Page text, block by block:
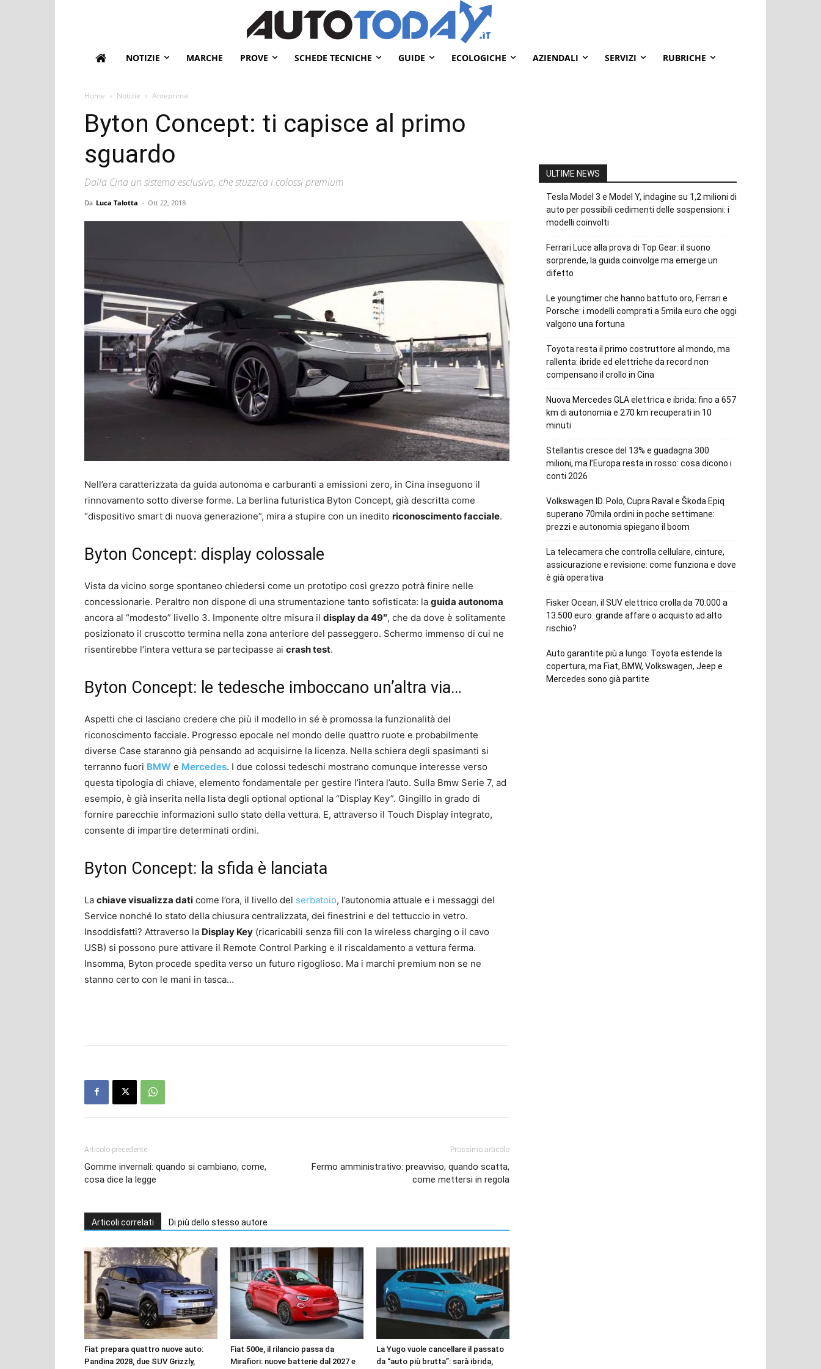
NOTIZIE MARCHE PROVE SCHEDE TECNICHE GUIDE ECOLOGICHE AZIENDALI SERVIZI RUBRICHE
Home Notizie Anteprima
Byton Concept: ti capisce al primo
sguardo
Dalla Cina un sistema esclusivo, che stuzzica i colossi premium
Da Luca Talotta - Ott 22, 2018
Nell’era caratterizzata da guida autonoma e carburanti a emissioni zero, in Cina inseguono il
rinnovamento sotto diverse forme. La berlina futuristica Byton Concept, già descritta come
“dispositivo smart di nuova generazione”, mira a stupire con un inedito riconoscimento facciale.
Byton Concept: display colossale
Vista da vicino sorge spontaneo chiedersi come un prototipo così grezzo potrà finire nelle
concessionarie. Peraltro non dispone di una strumentazione tanto sofisticata: la guida autonoma
ancora al “modesto” livello 3. Imponente oltre misura il display da 49″, che da dove è solitamente
posizionato il cruscotto termina nella zona anteriore del passeggero. Schermo immenso di cui ne
risentirebbe l’intera vettura se partecipasse ai crash test.
Byton Concept: le tedesche imboccano un’altra via…
Aspetti che ci lasciano credere che più il modello in sé è promossa la funzionalità del
riconoscimento facciale. Progresso epocale nel mondo delle quattro ruote e probabilmente
diverse Case staranno già pensando ad acquisirne la licenza. Nella schiera degli spasimanti si
terranno fuori BMW e Mercedes. I due colossi tedeschi mostrano comunque interesse verso
questa tipologia di chiave, elemento fondamentale per gestire l’intera l’auto. Sulla Bmw Serie 7, ad
esempio, è già inserita nella lista degli optional optional la “Display Key”. Gingillo in grado di
fornire parecchie informazioni sullo stato della vettura. E, attraverso il Touch Display integrato,
consente di impartire determinati ordini.
Byton Concept: la sfida è lanciata
La chiave visualizza dati come l’ora, il livello del serbatoio, l’autonomia attuale e i messaggi del
Service nonché lo stato della chiusura centralizzata, dei finestrini e del tettuccio in vetro.
Insoddisfatti? Attraverso la Display Key (ricaricabili senza fili con la wireless charging o il cavo
USB) si possono pure attivare il Remote Control Parking e il riscaldamento a vettura ferma.
Insomma, Byton procede spedita verso un futuro rigoglioso. Ma i marchi premium non se ne
stanno certo con le mani in tasca…
Articolo precedente
Gomme invernali: quando si cambiano, come,
cosa dice la legge
Prossimo articolo
Fermo amministrativo: preavviso, quando scatta,
come mettersi in regola
Articoli correlati Di più dello stesso autore
Fiat prepara quattro nuove auto:
Pandina 2028, due SUV Grizzly,
Fiat 500e, il rilancio passa da
Mirafiori: nuove batterie dal 2027 e
La Yugo vuole cancellare il passato
da “auto più brutta”: sarà ibrida,
ULTIME NEWS
Tesla Model 3 e Model Y, indagine su 1,2 milioni di
auto per possibili cedimenti delle sospensioni: i
modelli coinvolti
Ferrari Luce alla prova di Top Gear: il suono
sorprende, la guida coinvolge ma emerge un
difetto
Le youngtimer che hanno battuto oro, Ferrari e
Porsche: i modelli comprati a 5mila euro che oggi
valgono una fortuna
Toyota resta il primo costruttore al mondo, ma
rallenta: ibride ed elettriche da record non
compensano il crollo in Cina
Nuova Mercedes GLA elettrica e ibrida: fino a 657
km di autonomia e 270 km recuperati in 10
minuti
Stellantis cresce del 13% e guadagna 300
milioni, ma l’Europa resta in rosso: cosa dicono i
conti 2026
Volkswagen ID. Polo, Cupra Raval e Škoda Epiq
superano 70mila ordini in poche settimane:
prezzi e autonomia spiegano il boom
La telecamera che controlla cellulare, cinture,
assicurazione e revisione: come funziona e dove
è già operativa
Fisker Ocean, il SUV elettrico crolla da 70.000 a
13.500 euro: grande affare o acquisto ad alto
rischio?
Auto garantite più a lungo: Toyota estende la
copertura, ma Fiat, BMW, Volkswagen, Jeep e
Mercedes sono già partite